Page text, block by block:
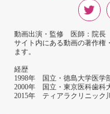
動画出演・監修 医師：院長
サイト内にある動画の著作権
ます。
経歴
1998年 国立・徳島大学医学
2000年 国立・東京医科歯科
2015年 ティアラクリニック